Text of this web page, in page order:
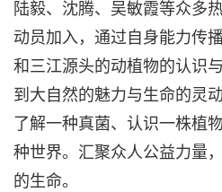
陆毅、沈腾、吴敏霞等众多
动员加入，通过自身能力传
和三江源头的动植物的认识
到大自然的魅力与生命的灵
了解一种真菌、认识一株植
种世界。汇聚众人公益力量
的生命。